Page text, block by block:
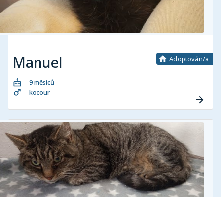
Adoptován/a
Manuel
9 měsíců
kocour